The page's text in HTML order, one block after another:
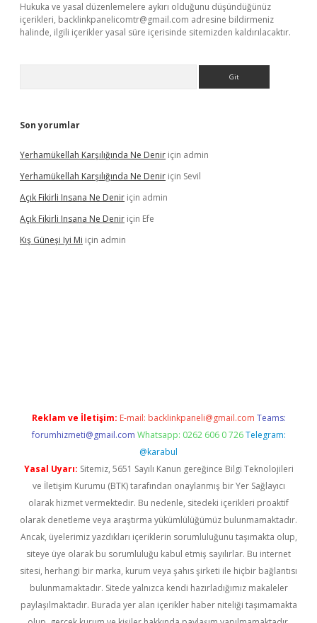
Hukuka ve yasal düzenlemelere aykırı olduğunu düşündüğünüz
içerikleri, backlinkpanelicomtr@gmail.com adresine bildirmeniz
halinde, ilgili içerikler yasal süre içerisinde sitemizden kaldırılacaktır.
Son yorumlar
Yerhamükellah Karşılığında Ne Denir için admin
Yerhamükellah Karşılığında Ne Denir için Sevil
Açık Fikirli Insana Ne Denir için admin
Açık Fikirli Insana Ne Denir için Efe
Kış Güneşi Iyi Mi için admin
Reklam ve İletişim: E-mail: backlinkpaneli@gmail.com Teams:
forumhizmeti@gmail.com Whatsapp: 0262 606 0 726 Telegram:
@karabul
Yasal Uyarı: Sitemiz, 5651 Sayılı Kanun gereğince Bilgi Teknolojileri
ve İletişim Kurumu (BTK) tarafından onaylanmış bir Yer Sağlayıcı
olarak hizmet vermektedir. Bu nedenle, sitedeki içerikleri proaktif
olarak denetleme veya araştırma yükümlülüğümüz bulunmamaktadır.
Ancak, üyelerimiz yazdıkları içeriklerin sorumluluğunu taşımakta olup,
siteye üye olarak bu sorumluluğu kabul etmiş sayılırlar. Bu internet
sitesi, herhangi bir marka, kurum veya şahıs şirketi ile hiçbir bağlantısı
bulunmamaktadır. Sitede yalnızca kendi hazırladığımız makaleler
paylaşılmaktadır. Burada yer alan içerikler haber niteliği taşımamakta